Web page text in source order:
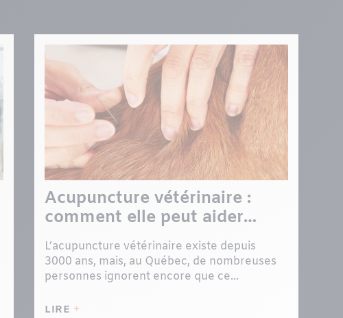
Acupuncture vétérinaire :
comment elle peut aider
votre chien ou votre chat
L’acupuncture vétérinaire existe depuis
3000 ans, mais, au Québec, de nombreuses
personnes ignorent encore que ce...
LIRE